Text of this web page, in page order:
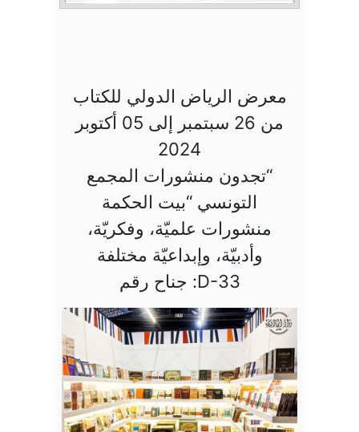
معرض الرياض الدولي للكتاب
من 26 سبتمبر إلى 05 أكتوبر
2024
“تجدون منشورات المجمع
التونسي “بيت الحكمة
منشورات علميّة، وفكريّة،
وأدبيّة، وإبداعيّة مختلفة
D-33: جناح رقم